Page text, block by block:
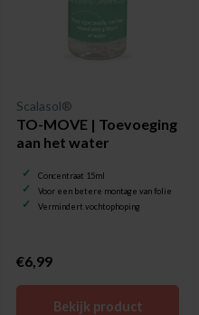
Scalasol®
TO-MOVE | Toevoeging
aan het water
Concentraat 15ml
Voor een betere montage van folie
Vermindert vochtophoping
€6,99
Bekijk product